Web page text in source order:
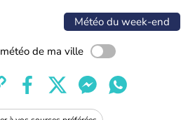
Météo du week-end
de ma ville